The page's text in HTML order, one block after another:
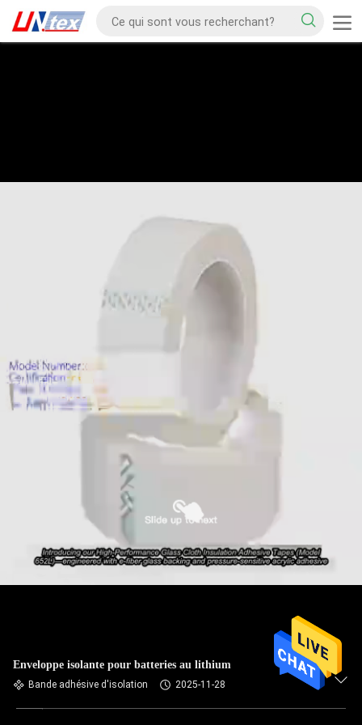
Enveloppe isolante pour batteries au lithium
Bande adhésive d'isolation 2025-11-28